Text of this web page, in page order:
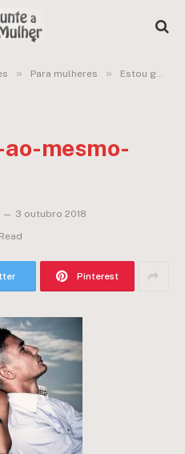
» Para mulheres » Estou gostando de dois caras ao mesmo tempo!
mesmo-
3 outubro 2018
Pinterest